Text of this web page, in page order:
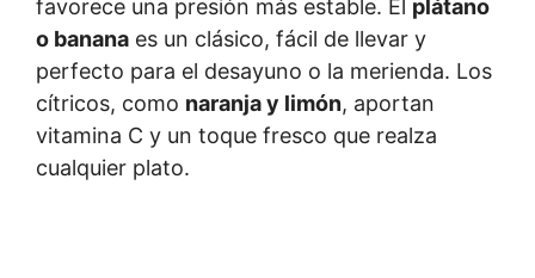
favorece una presión más estable. El plátano
o banana es un clásico, fácil de llevar y
perfecto para el desayuno o la merienda. Los
cítricos, como naranja y limón, aportan
vitamina C y un toque fresco que realza
cualquier plato.